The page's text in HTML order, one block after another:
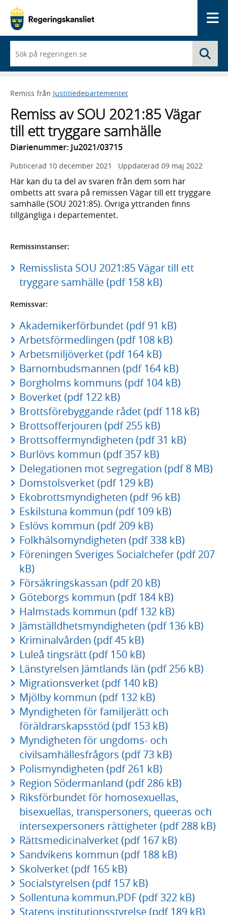
du
börjar
skriva
framträder
lista
med
sökförslag
Remiss från Justitiedepartementet
Remiss av SOU 2021:85 Vägar
till ett tryggare samhälle
Diarienummer: Ju2021/03715
Publicerad 10 december 2021 Uppdaterad 09 maj 2022
Här kan du ta del av svaren från dem som har
ombetts att svara på remissen Vägar till ett tryggare
samhälle (SOU 2021:85). Övriga yttranden finns
tillgängliga i departementet.
Remissinstanser:
Remisslista SOU 2021:85 Vägar till ett
tryggare samhälle (pdf 158 kB)
Remissvar:
Akademikerförbundet (pdf 91 kB)
Arbetsförmedlingen (pdf 108 kB)
Arbetsmiljöverket (pdf 164 kB)
Barnombudsmannen (pdf 164 kB)
Borgholms kommuns (pdf 104 kB)
Boverket (pdf 122 kB)
Brottsförebyggande rådet (pdf 118 kB)
Brottsofferjouren (pdf 255 kB)
Brottsoffermyndigheten (pdf 31 kB)
Burlövs kommun (pdf 357 kB)
Delegationen mot segregation (pdf 8 MB)
Domstolsverket (pdf 129 kB)
Ekobrottsmyndigheten (pdf 96 kB)
Eskilstuna kommun (pdf 109 kB)
Eslövs kommun (pdf 209 kB)
Folkhälsomyndigheten (pdf 338 kB)
Föreningen Sveriges Socialchefer (pdf 207
kB)
Försäkringskassan (pdf 20 kB)
Göteborgs kommun (pdf 184 kB)
Halmstads kommun (pdf 132 kB)
Jämställdhetsmyndigheten (pdf 136 kB)
Kriminalvården (pdf 45 kB)
Luleå tingsrätt (pdf 150 kB)
Länstyrelsen Jämtlands län (pdf 256 kB)
Migrationsverket (pdf 140 kB)
Mjölby kommun (pdf 132 kB)
Myndigheten för familjerätt och
föräldrarskapsstöd (pdf 153 kB)
Myndigheten för ungdoms- och
civilsamhällesfrågors (pdf 73 kB)
Polismyndigheten (pdf 261 kB)
Region Södermanland (pdf 286 kB)
Riksförbundet för homosexuellas,
bisexuellas, transpersoners, queeras och
intersexpersoners rättigheter (pdf 288 kB)
Rättsmedicinalverket (pdf 167 kB)
Sandvikens kommun (pdf 188 kB)
Skolverket (pdf 165 kB)
Socialstyrelsen (pdf 157 kB)
Sollentuna kommun.PDF (pdf 322 kB)
Statens institutionsstyrelse (pdf 189 kB)